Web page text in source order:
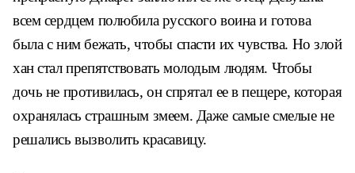
всем сердцем полюбила русского воина и готова
была с ним бежать, чтобы спасти их чувства. Но злой
хан стал препятствовать молодым людям. Чтобы
дочь не противилась, он спрятал ее в пещере, которая
охранялась страшным змеем. Даже самые смелые не
решались вызволить красавицу.